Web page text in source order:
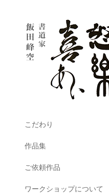
こだわり
作品集
ご依頼作品
ワークショップについて